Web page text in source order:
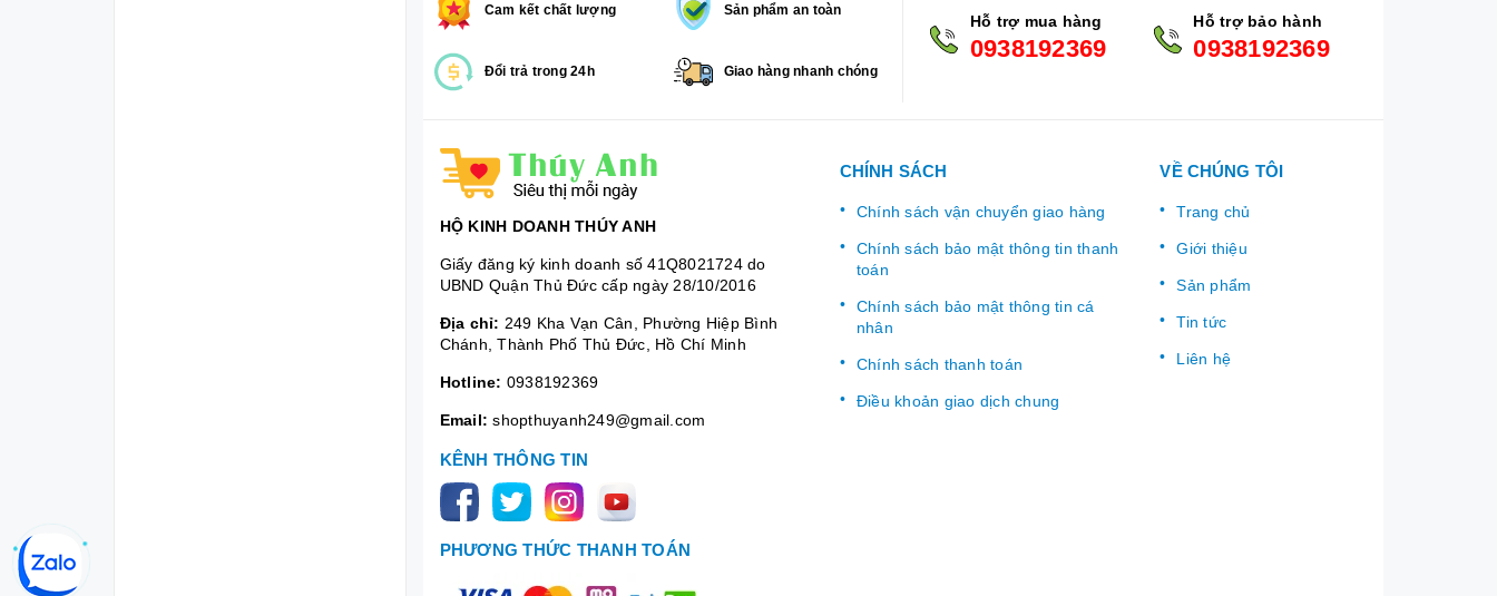
Cam kết chất lượng Sản phẩm an toàn
Đổi trả trong 24h Giao hàng nhanh chóng
Hỗ trợ mua hàng
0938192369
Hỗ trợ bảo hành
0938192369
HỘ KINH DOANH THÚY ANH
Giấy đăng ký kinh doanh số 41Q8021724 do
UBND Quận Thủ Đức cấp ngày 28/10/2016
Địa chỉ: 249 Kha Vạn Cân, Phường Hiệp Bình
Chánh, Thành Phố Thủ Đức, Hồ Chí Minh
Hotline: 0938192369
Email: shopthuyanh249@gmail.com
KÊNH THÔNG TIN
PHƯƠNG THỨC THANH TOÁN
CHÍNH SÁCH
Chính sách vận chuyển giao hàng
Chính sách bảo mật thông tin thanh
toán
Chính sách bảo mật thông tin cá
nhân
Chính sách thanh toán
Điều khoản giao dịch chung
VỀ CHÚNG TÔI
Trang chủ
Giới thiệu
Sản phẩm
Tin tức
Liên hệ